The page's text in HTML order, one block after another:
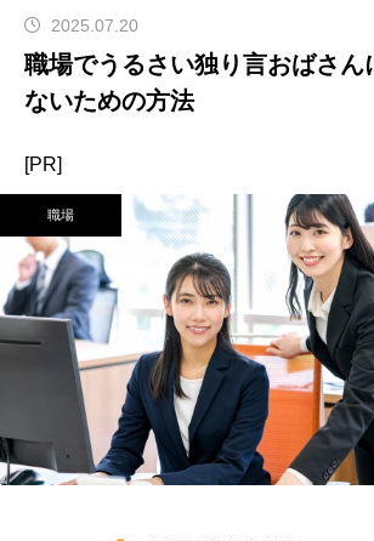
2025.07.20
職場でうるさい独り言おばさん
ないための方法
[PR]
職場